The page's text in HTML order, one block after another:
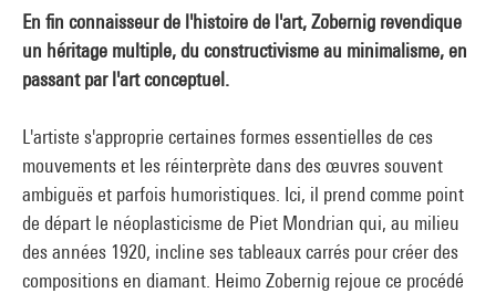
En fin connaisseur de l'histoire de l'art, Zobernig revendique
un héritage multiple, du constructivisme au minimalisme, en
passant par l'art conceptuel.
L'artiste s'approprie certaines formes essentielles de ces
mouvements et les réinterprète dans des œuvres souvent
ambiguës et parfois humoristiques. Ici, il prend comme point
de départ le néoplasticisme de Piet Mondrian qui, au milieu
des années 1920, incline ses tableaux carrés pour créer des
compositions en diamant. Heimo Zobernig rejoue ce procédé